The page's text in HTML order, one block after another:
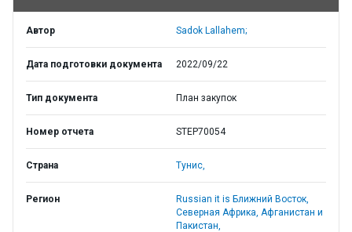
Автор Sadok Lallahem;
Дата подготовки документа 2022/09/22
Тип документа План закупок
Номер отчета STEP70054
Страна Тунис,
Регион
Russian it is Ближний Восток,
Северная Африка, Афганистан и
Пакистан,